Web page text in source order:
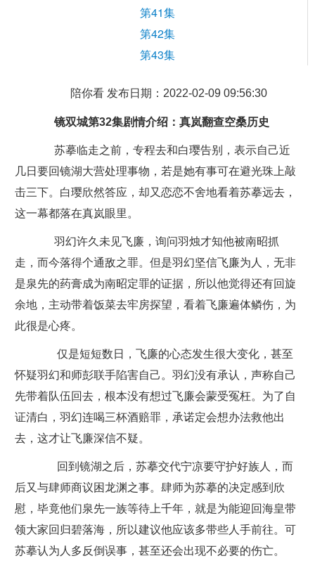
第41集
第42集
第43集
陪你看 发布日期：2022-02-09 09:56:30
镜双城第32集剧情介绍：真岚翻查空桑历史
苏摹临走之前，专程去和白璎告别，表示自己近
几日要回镜湖大营处理事物，若是她有事可在避光珠上敲
击三下。白璎欣然答应，却又恋恋不舍地看着苏摹远去，
这一幕都落在真岚眼里。
羽幻许久未见飞廉，询问羽烛才知他被南昭抓
走，而今落得个通敌之罪。但是羽幻坚信飞廉为人，无非
是泉先的药膏成为南昭定罪的证据，所以他觉得还有回旋
余地，主动带着饭菜去牢房探望，看着飞廉遍体鳞伤，为
此很是心疼。
仅是短短数日，飞廉的心态发生很大变化，甚至
怀疑羽幻和师彭联手陷害自己。羽幻没有承认，声称自己
先带着队伍回去，根本没有想过飞廉会蒙受冤枉。为了自
证清白，羽幻连喝三杯酒赔罪，承诺定会想办法救他出
去，这才让飞廉深信不疑。
回到镜湖之后，苏摹交代宁凉要守护好族人，而
后又与肆师商议困龙渊之事。肆师为苏摹的决定感到欣
慰，毕竟他们泉先一族等待上千年，就是为能迎回海皇带
领大家回归碧落海，所以建议他应该多带些人手前往。可
苏摹认为人多反倒误事，甚至还会出现不必要的伤亡。